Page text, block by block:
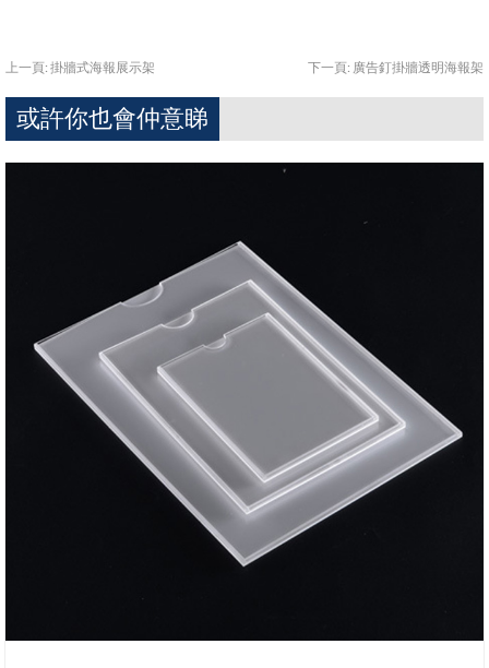
上一頁: 掛牆式海報展示架 下一頁: 廣告釘掛牆透明海報架
或許你也會仲意睇